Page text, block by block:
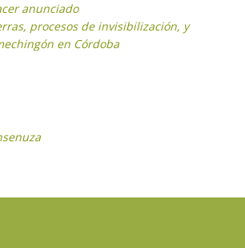
anunciado
procesos de invisibilización, y
en Córdoba